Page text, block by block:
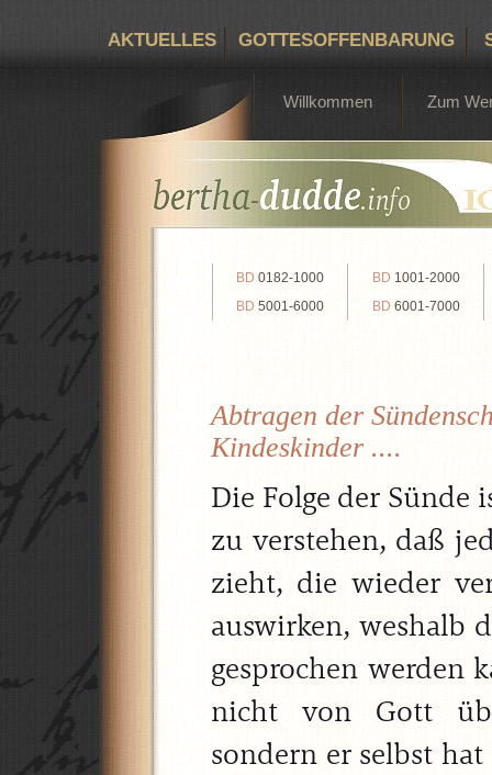
AKTUELLES GOTTESOFFENBARUNG
Willkommen Zum
BD 0182-1000 BD 1001-2000
BD 5001-6000 BD 6001-7000
Abtragen der
Kindeskinder ....
Die Folge der Sünde
zu verstehen, daß
zieht, die wieder
auswirken, weshalb
gesprochen werden
nicht von Gott
sondern er selbst